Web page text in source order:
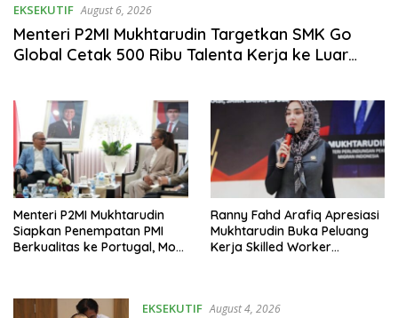
EKSEKUTIF August 6, 2026
Menteri P2MI Mukhtarudin Targetkan SMK Go
Global Cetak 500 Ribu Talenta Kerja ke Luar
Menteri P2MI Mukhtarudin
Siapkan Penempatan PMI
Berkualitas ke Portugal, MoU
Ranny Fahd Arafiq Apresiasi
Mukhtarudin Buka Peluang
Kerja Skilled Worker
EKSEKUTIF August 4, 2026